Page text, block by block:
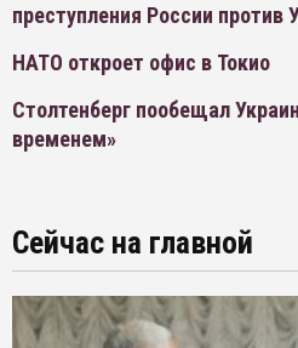
преступления России против
НАТО откроет офис в Токио
Столтенберг пообещал
временем»
Сейчас на главной